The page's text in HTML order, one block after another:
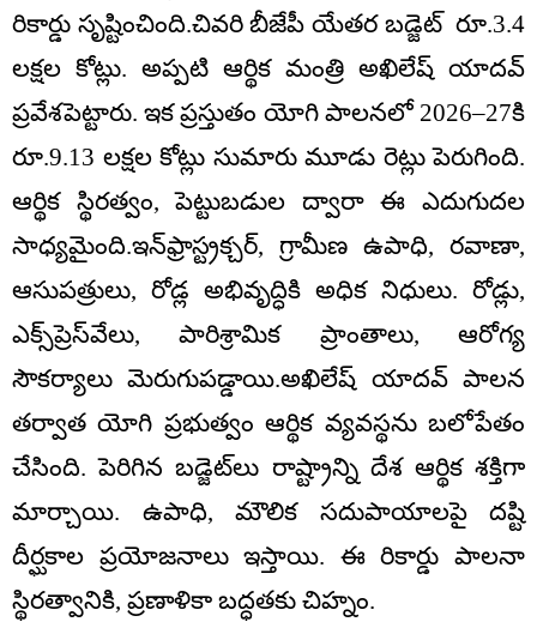
రికార్డు సృష్టించింది.చివరి బీజేపీ యేతర బడ్జెట్‌ రూ.3.4
లక్షల కోట్లు. అప్పటి ఆర్థిక మంత్రి అఖిలేష్‌ యాదవ్‌
ప్రవేశపెట్టారు. ఇక ప్రస్తుతం యోగి పాలనలో 2026–27కి
రూ.9.13 లక్షల కోట్లు సుమారు మూడు రెట్లు పెరుగింది.
ఆర్థిక స్థిరత్వం, పెట్టుబడుల ద్వారా ఈ ఎదుగుదల
సాధ్యమైంది.ఇన్‌ఫ్రాస్ట్రక్చర్, గ్రామీణ ఉపాధి, రవాణా,
ఆసుపత్రులు, రోడ్ల అభివృద్ధికి అధిక నిధులు. రోడ్లు,
ఎక్స్‌ప్రెస్‌వేలు, పారిశ్రామిక ప్రాంతాలు, ఆరోగ్య
సౌకర్యాలు మెరుగుపడ్డాయి.అఖిలేష్‌ యాదవ్‌ పాలన
తర్వాత యోగి ప్రభుత్వం ఆర్థిక వ్యవస్థను బలోపేతం
చేసింది. పెరిగిన బడ్జెట్‌లు రాష్ట్రాన్ని దేశ ఆర్థిక శక్తిగా
మార్చాయి. ఉపాధి, మౌలిక సదుపాయాలపై దష్టి
దీర్ఘకాల ప్రయోజనాలు ఇస్తాయి. ఈ రికార్డు పాలనా
స్థిరత్వానికి, ప్రణాళికా బద్ధతకు చిహ్నం.